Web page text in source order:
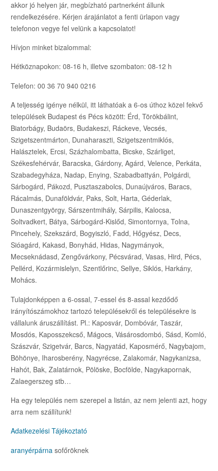
akkor jó helyen jár, megbízható partnerként állunk
rendelkezésére. Kérjen árajánlatot a fenti ürlapon vagy
telefonon vegye fel velünk a kapcsolatot!
Hívjon minket bizalommal:
Hétköznapokon: 08-16 h, illetve szombaton: 08-12 h
Telefon: 00 36 70 940 0216
A teljesség igénye nélkül, itt láthatóak a 6-os úthoz közel fekvő
települések Budapest és Pécs között: Érd, Törökbálint,
Biatorbágy, Budaörs, Budakeszi, Ráckeve, Vecsés,
Szigetszentmárton, Dunaharaszti, Szigetszentmiklós,
Halásztelek, Ercsi, Százhalombatta, Bicske, Szárliget,
Székesfehérvár, Baracska, Gárdony, Agárd, Velence, Perkáta,
Szabadegyháza, Nadap, Enying, Szabadbattyán, Polgárdi,
Sárbogárd, Pákozd, Pusztaszabolcs, Dunaújváros, Baracs,
Rácalmás, Dunaföldvár, Paks, Solt, Harta, Géderlak,
Dunaszentgyörgy, Sárszentmihály, Sárpilis, Kalocsa,
Soltvadkert, Bátya, Sárbogárd-Kislőd, Simontornya, Tolna,
Pincehely, Szekszárd, Bogyiszló, Fadd, Hőgyész, Decs,
Sióagárd, Kakasd, Bonyhád, Hidas, Nagymányok,
Mecseknádasd, Zengővárkony, Pécsvárad, Vasas, Hird, Pécs,
Pellérd, Kozármislelyn, Szentlőrinc, Sellye, Siklós, Harkány,
Mohács.
Tulajdonképpen a 6-ossal, 7-essel és 8-assal kezdődő
irányítószámokhoz tartozó településekről és településekre is
vállalunk áruszállítást. Pl.: Kaposvár, Dombóvár, Taszár,
Mosdós, Kaposszekcső, Mágocs, Vásárosdombó, Sásd, Komló,
Szászvár, Szigetvár, Barcs, Nagyatád, Kaposmérő, Nagybajom,
Böhönye, Iharosberény, Nagyrécse, Zalakomár, Nagykanizsa,
Hahót, Bak, Zalatárnok, Pölöske, Bocfölde, Nagykapornak,
Zalaegerszeg stb…
Ha egy település nem szerepel a listán, az nem jelenti azt, hogy
arra nem szállítunk!
Adatkezelési Tájékoztató
aranyérpárna sofőröknek